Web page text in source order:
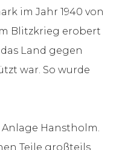
im Jahr 1940 von
Blitzkrieg erobert
Land gegen
war. So wurde
Hanstholm.
Teile großteils